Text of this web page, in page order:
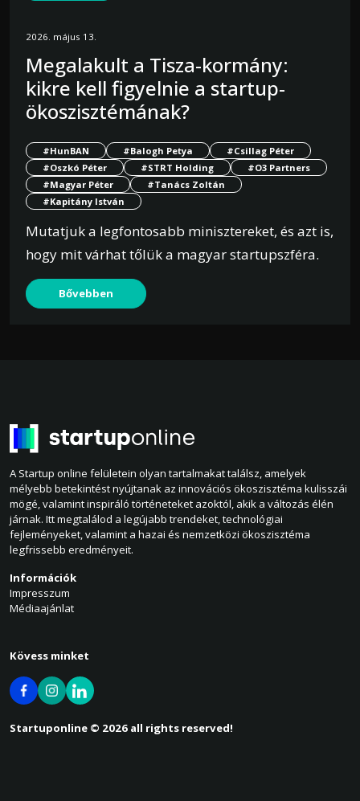
2026. május 13.
Megalakult a Tisza-kormány:
kikre kell figyelnie a startup-
ökoszisztémának?
#HunBAN #Balogh Petya
#Csillag Péter
#Oszkó Péter
#STRT Holding
#O3 Partners
#Magyar Péter
#Tanács Zoltán
#Kapitány István
Mutatjuk a legfontosabb minisztereket, és azt is,
hogy mit várhat tőlük a magyar startupszféra.
Bővebben
A Startup online felületein olyan tartalmakat találsz, amelyek
mélyebb betekintést nyújtanak az innovációs ökoszisztéma kulisszái
mögé, valamint inspiráló történeteket azoktól, akik a változás élén
járnak. Itt megtalálod a legújabb trendeket, technológiai
fejleményeket, valamint a hazai és nemzetközi ökoszisztéma
legfrissebb eredményeit.
Információk
Impresszum
Médiaajánlat
Kövess minket
Startuponline © 2026 all rights reserved!